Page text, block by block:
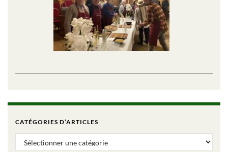
CATÉGORIES D’ARTICLES
Catégories d’articles